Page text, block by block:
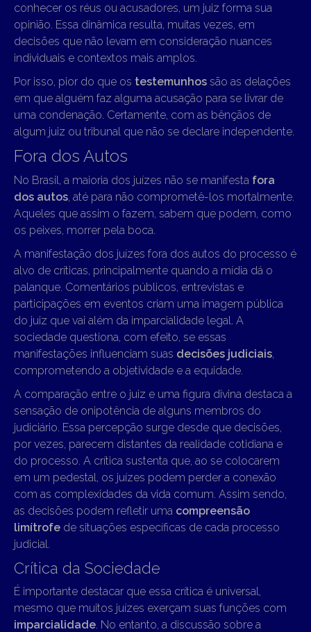
conhecer os réus ou acusadores, um juiz forma sua
opinião. Essa dinâmica resulta, muitas vezes, em
decisões que não levam em consideração nuances
individuais e contextos mais amplos.
Por isso, pior do que os testemunhos são as delações
em que alguém faz alguma acusação para se livrar de
uma condenação. Certamente, com as bênçãos de
algum juiz ou tribunal que não se declare independente.
Fora dos Autos
No Brasil, a maioria dos juízes não se manifesta fora
dos autos , até para não comprometê-los mortalmente.
Aqueles que assim o fazem, sabem que podem, como
os peixes, morrer pela boca.
A manifestação dos juízes fora dos autos do processo é
alvo de críticas, principalmente quando a mídia dá o
palanque. Comentários públicos, entrevistas e
participações em eventos criam uma imagem pública
do juiz que vai além da imparcialidade legal. A
sociedade questiona, com efeito, se essas
manifestações influenciam suas decisões judiciais
comprometendo a objetividade e a equidade.
A comparação entre o juiz e uma figura divina destaca a
sensação de onipotência de alguns membros do
judiciário. Essa percepção surge desde que decisões,
por vezes, parecem distantes da realidade cotidiana e
do processo. A crítica sustenta que, ao se colocarem
em um pedestal, os juízes podem perder a conexão
com as complexidades da vida comum. Assim sendo,
as decisões podem refletir uma compreensão
limítrofe de situações específicas de cada processo
judicial.
Crítica da Sociedade
É importante destacar que essa crítica é universal,
mesmo que muitos juízes exerçam suas funções com
imparcialidade . No entanto, a discussão sobre a